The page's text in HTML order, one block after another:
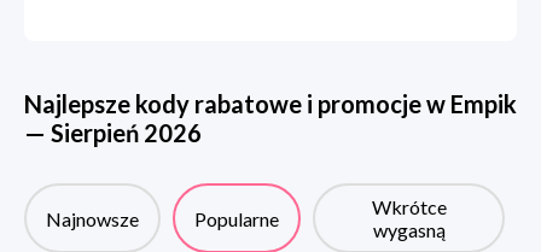
Najlepsze kody rabatowe i promocje w Empik
— Sierpień 2026
Najnowsze Popularne
Wkrótce
wygasną